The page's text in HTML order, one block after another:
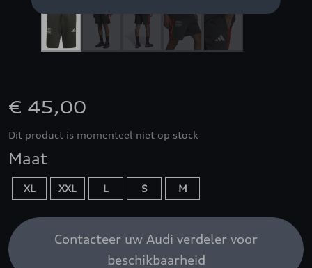
€ 45,00
Dit product is momenteel niet op stock
Maat
XL XXL L S M
Contacteer uw Audi verdeler voor
beschikbaarheid